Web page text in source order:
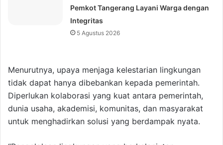
Pemkot Tangerang Layani Warga dengan
Integritas
5 Agustus 2026
Menurutnya, upaya menjaga kelestarian lingkungan
tidak dapat hanya dibebankan kepada pemerintah.
Diperlukan kolaborasi yang kuat antara pemerintah,
dunia usaha, akademisi, komunitas, dan masyarakat
untuk menghadirkan solusi yang berdampak nyata.